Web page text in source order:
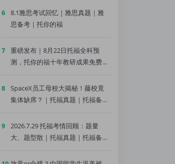
6
8.1雅思考试回忆｜雅思真题｜雅
思备考｜托你的福
7
重磅发布｜8月22日托福全科预
测，托你的福十年教研成果免费领
8
SpaceX员工母校大揭秘！藤校竟
集体缺席？｜托福真题｜托福备考
9
2026.7.29 托福考情回顾：题量
大、题型散｜托福真题｜托福备考